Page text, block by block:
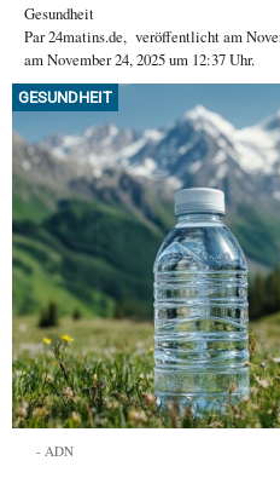
Gesundheit
Par24matins.de, veröffentlicht am
am November 24, 2025 um 12:37 Uhr.
GESUNDHEIT
ADN